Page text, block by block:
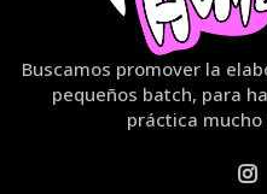
Buscamos promover la
pequeños batch, para
práctica